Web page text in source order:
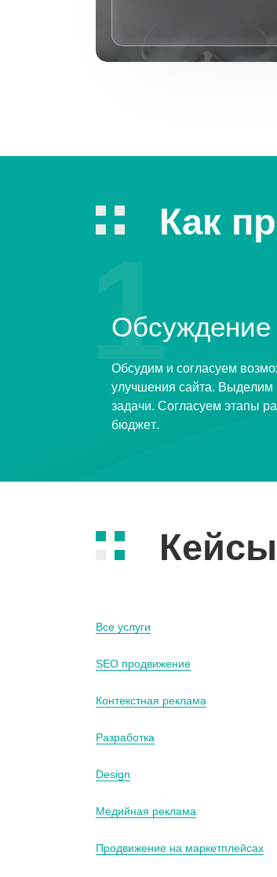
Как
1
Обсуждение
Обсудим и согласуем
улучшения сайта. Выделим
задачи. Согласуем этапы
бюджет.
Кейсы
Все услуги
SEO продвижение
Контекстная реклама
Разработка
Design
Медийная реклама
Продвижение на маркетплейсах